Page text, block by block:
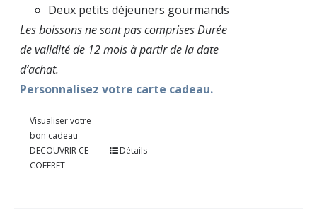
Deux petits déjeuners gourmands
Les boissons ne sont pas comprises Durée
de validité de 12 mois à partir de la date
d’achat.
Personnalisez votre carte cadeau.
Visualiser votre
bon cadeau
DECOUVRIR CE
COFFRET
Détails